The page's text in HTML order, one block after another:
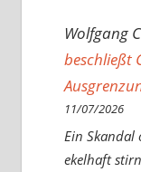
Wolfgang
beschließt
11/07/2026
Ein Skandal
ekelhaft